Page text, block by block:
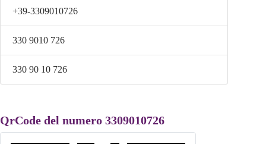
+39-3309010726
330 9010 726
330 90 10 726
QrCode del numero 3309010726